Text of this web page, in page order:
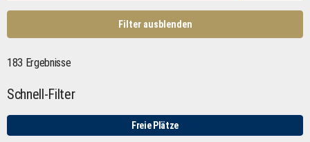
Filter ausblenden
183 Ergebnisse
Schnell-Filter
Freie Plätze